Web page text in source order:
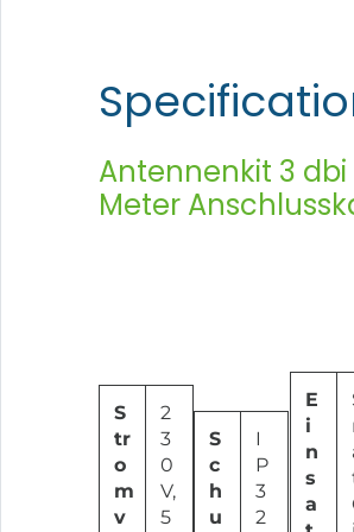
Antennenkit 3
Meter
S
tr
o
m
v
2
3
0
V,
5
S
c
h
u
I
P
3
2
E
i
n
s
a